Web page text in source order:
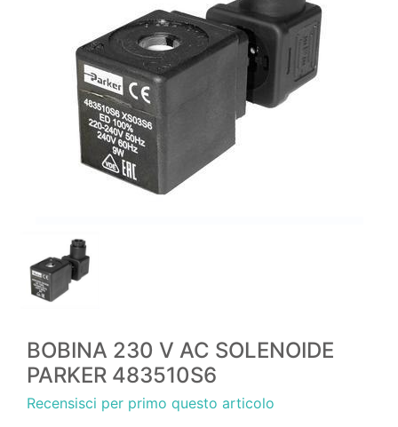
BOBINA 230 V AC SOLENOIDE
PARKER 483510S6
Recensisci per primo questo articolo